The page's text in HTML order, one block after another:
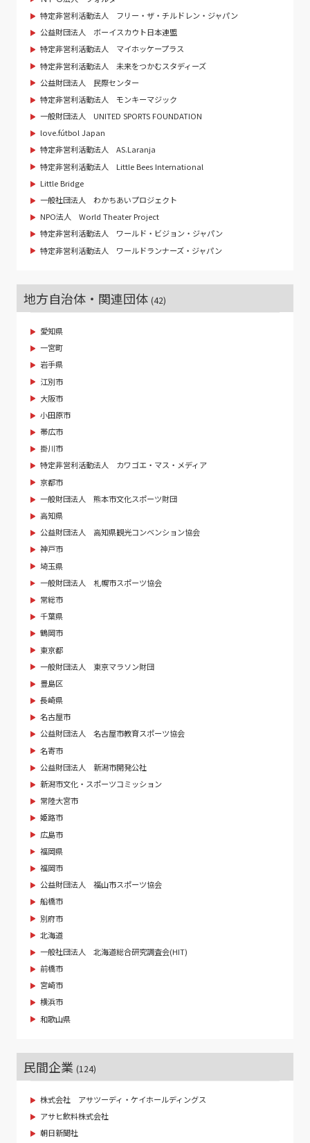
特定非営利活動法人 フリー・ザ・チルドレン・ジャパン
公益財団法人 ボーイスカウト日本連盟
特定非営利活動法人 マイホッケープラス
特定非営利活動法人 未来をつかむスタディーズ
公益財団法人 民際センター
特定非営利活動法人 モンキーマジック
一般財団法人 UNITED SPORTS FOUNDATION
love.fútbol Japan
特定非営利活動法人 AS.Laranja
特定非営利活動法人 Little Bees International
Little Bridge
一般社団法人 わかちあいプロジェクト
NPO法人 World Theater Project
特定非営利活動法人 ワールド・ビジョン・ジャパン
特定非営利活動法人 ワールドランナーズ・ジャパン
地方自治体・関連団体 (42)
愛知県
一宮町
岩手県
江別市
大阪市
小田原市
帯広市
掛川市
特定非営利活動法人 カワゴエ・マス・メディア
京都市
一般財団法人 熊本市文化スポーツ財団
高知県
公益財団法人 高知県観光コンベンション協会
神戸市
埼玉県
一般財団法人 札幌市スポーツ協会
常総市
千葉県
鶴岡市
東京都
一般財団法人 東京マラソン財団
豊島区
長崎県
名古屋市
公益財団法人 名古屋市教育スポーツ協会
名寄市
公益財団法人 新潟市開発公社
新潟市文化・スポーツコミッション
常陸大宮市
姫路市
広島市
福岡県
福岡市
公益財団法人 福山市スポーツ協会
船橋市
別府市
北海道
一般社団法人 北海道総合研究調査会(HIT)
前橋市
宮崎市
横浜市
和歌山県
民間企業 (124)
株式会社 アサツーディ・ケイホールディングス
アサヒ飲料株式会社
朝日新聞社